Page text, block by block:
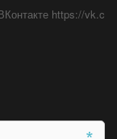
https://vk.c